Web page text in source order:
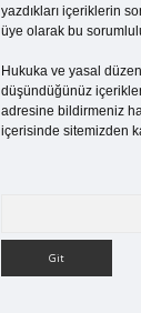
yazdıkları içeriklerin
üye olarak bu
Hukuka ve yasal
düşündüğünüz
adresine bildirmeniz
içerisinde sitemizden